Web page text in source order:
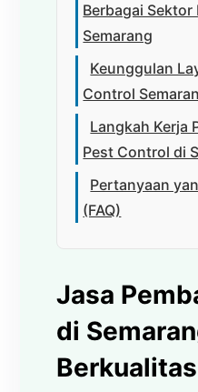
Berbagai
Semarang
Keunggulan
Control
Langkah Kerja
Pest Control di
Pertanyaan
(FAQ)
Jasa
di
Berkualitas